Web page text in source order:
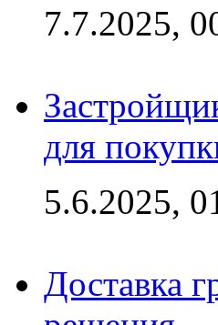
7.7.2025,
для
5.6.2025,
Доставка